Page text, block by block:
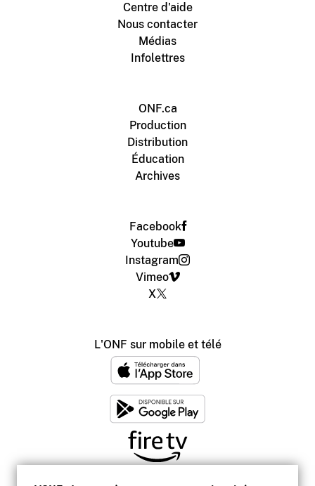
Centre d'aide
Nous contacter
Médias
Infolettres
ONF.ca
Production
Distribution
Éducation
Archives
Facebook
Youtube
Instagram
Vimeo
X
L'ONF sur mobile et télé